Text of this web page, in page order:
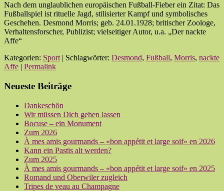
Nach dem unglaublichen europäischen Fußball-Fieber ein Zitat: Das
Fußballspiel ist rituelle Jagd, stilisierter Kampf und symbolisches
Geschehen. Desmond Morris; geb. 24.01.1928; britischer Zoologe,
Verhaltensforscher, Publizist; vielseitiger Autor, u.a. „Der nackte
Affe“
Kategorien: Sport| Schlagwörter: Desmond, Fußball, Morris, nackte
Affe
Permalink
Neueste Beiträge
Dankeschön
Wir müssen Dich gehen lassen
Bocuse – ein Monument
Zum 2026
À mes amis gourmands – «bon appétit et large soif» en 2026
Kann ein Pastis alt werden?
Zum 2025
À mes amis gourmands – «bon appétit et large soif» en 2025
Romand und Oberwiler zugleich
Tripes de veau au Champagne